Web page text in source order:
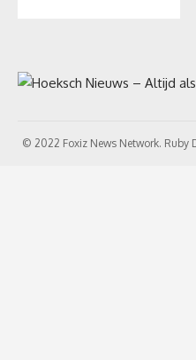
© 2022 Foxiz News Network. Ruby